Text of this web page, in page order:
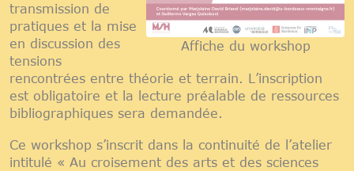
Affiche du workshop
transmission de
pratiques et la mise
en discussion des
tensions
rencontrées entre théorie et terrain. L’inscription
est obligatoire et la lecture préalable de ressources
bibliographiques sera demandée.
Ce workshop s’inscrit dans la continuité de l’atelier
intitulé « Au croisement des arts et des sciences